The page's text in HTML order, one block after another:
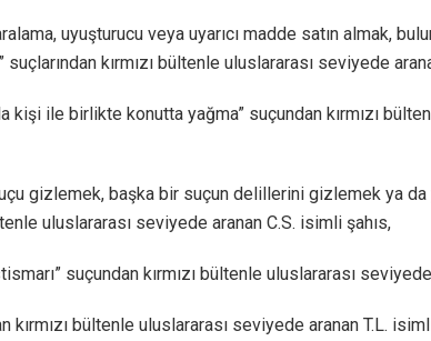
uyuşturucu veya uyarıcı madde satın almak,
suçlarından kırmızı bültenle uluslararası seviyede
kişi ile birlikte konutta yağma” suçundan kırmızı
gizlemek, başka bir suçun delillerini gizlemek ya
uluslararası seviyede aranan C.S. isimli şahıs,
suçundan kırmızı bültenle uluslararası
kırmızı bültenle uluslararası seviyede aranan T.L.